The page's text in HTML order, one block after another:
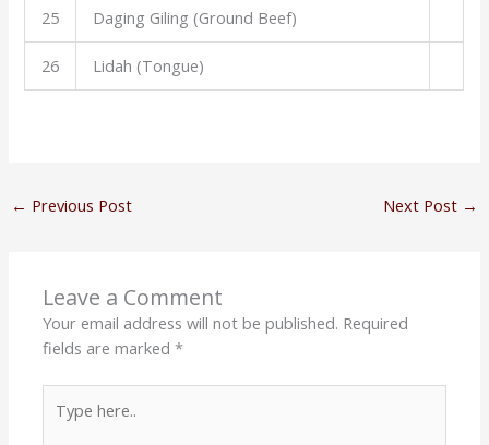
25 Daging Giling (Ground Beef)
26 Lidah (Tongue)
← Previous Post Next Post →
Leave a Comment
Your email address will not be published. Required
fields are marked*
here..